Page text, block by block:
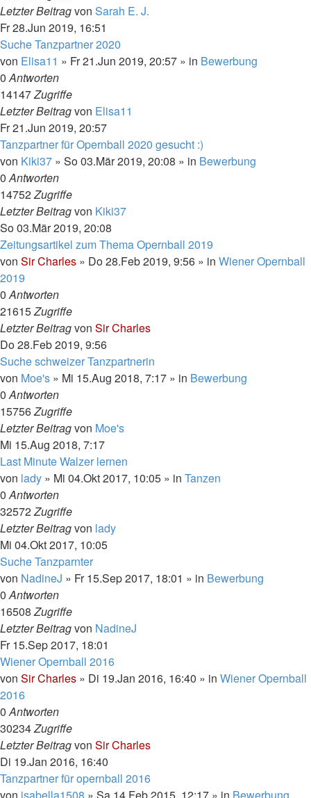
Letzter Beitragvon Sarah E. J.
Fr 28.Jun 2019, 16:51
Suche Tanzpartner 2020
von Elisa11 » Fr 21.Jun 2019, 20:57 » in Bewerbung
0Antworten
14147Zugriffe
Letzter Beitragvon Elisa11
Fr 21.Jun 2019, 20:57
Tanzpartner für Opernball 2020 gesucht :)
von Kiki37 » So 03.Mär 2019, 20:08 » in Bewerbung
0Antworten
14752Zugriffe
Letzter Beitragvon Kiki37
So 03.Mär 2019, 20:08
Zeitungsartikel zum Thema Opernball 2019
von Sir Charles » Do 28.Feb 2019, 9:56 » in Wiener Opernball
2019
0Antworten
21615Zugriffe
Letzter Beitragvon Sir Charles
Do 28.Feb 2019, 9:56
Suche schweizer Tanzpartnerin
von Moe's » Mi 15.Aug 2018, 7:17 » in Bewerbung
0Antworten
15756Zugriffe
Letzter Beitragvon Moe's
Mi 15.Aug 2018, 7:17
Last Minute Walzer lernen
von lady » Mi 04.Okt 2017, 10:05 » in Tanzen
0Antworten
32572Zugriffe
Letzter Beitragvon lady
Mi 04.Okt 2017, 10:05
Suche Tanzparnter
von NadineJ » Fr 15.Sep 2017, 18:01 » in Bewerbung
0Antworten
16508Zugriffe
Letzter Beitragvon NadineJ
Fr 15.Sep 2017, 18:01
Wiener Opernball 2016
von Sir Charles » Di 19.Jan 2016, 16:40 » in Wiener Opernball
2016
0Antworten
30234Zugriffe
Letzter Beitragvon Sir Charles
Di 19.Jan 2016, 16:40
Tanzpartner für opernball 2016